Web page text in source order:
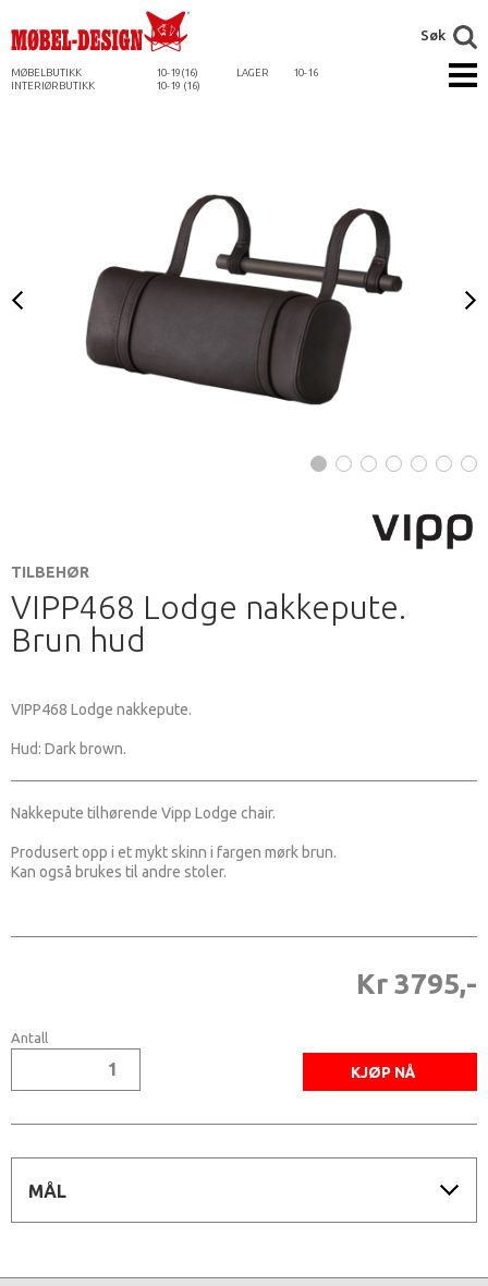
MØBELBUTIKK 10-19(16) LAGER
10-16
INTERIØRBUTIKK
10-19 (16)
Søk
TILBEHØR
VIPP468 Lodge nakkepute.
Brun hud
VIPP468 Lodge nakkepute.
Hud: Dark brown.
Nakkepute tilhørende Vipp Lodge chair.
Produsert opp i et mykt skinn i fargen mørk brun.
Kan også brukes til andre stoler.
Kr 3795,-
Antall
MÅL